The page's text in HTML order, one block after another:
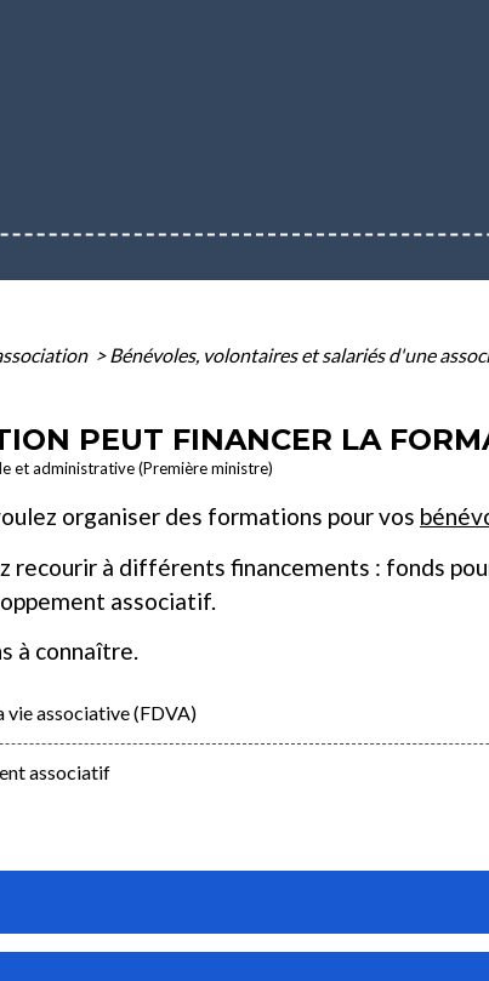
> Bénévoles, volontaires et salariés d'une
PEUT FINANCER LA
et administrative (Première ministre)
organiser des formations pour vos
recourir à différents financements : fonds
associatif.
à connaître.
vie associative (FDVA)
associatif